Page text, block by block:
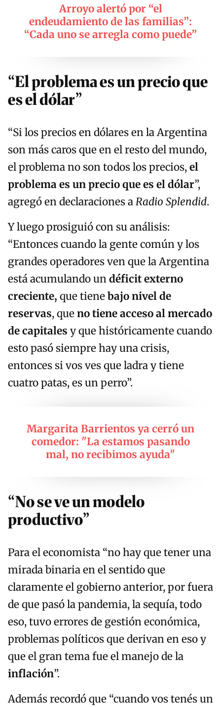
Arroyo alertó por “el
endeudamiento de las familias”:
“Cada uno se arregla como puede”
“El problema es un precio que
es el dólar”
“Si los precios en dólares en la Argentina
son más caros que en el resto del mundo,
el problema no son todos los precios,el
problema es un precio que es el dólar”,
agregó en declaraciones aRadio Splendid.
Y luego prosiguió con su análisis:
“Entonces cuando la gente común y los
grandes operadores ven que la Argentina
está acumulando undéficit externo
creciente, que tienebajo nivel de
reservas, queno tiene acceso al mercado
de capitales y que históricamente cuando
esto pasó siempre hay una crisis,
entonces si vos ves que ladra y tiene
cuatro patas, es un perro”.
Margarita Barrientos ya cerró un
comedor: "La estamos pasando
mal, no recibimos ayuda"
“No se ve un modelo
productivo”
Para el economista “no hay que tener una
mirada binaria en el sentido que
claramente el gobierno anterior, por fuera
de que pasó la pandemia, la sequía, todo
eso, tuvo errores de gestión económica,
problemas políticos que derivan en eso y
que el gran tema fue el manejo de la
inflación”.
Además recordó que “cuando vos tenés un